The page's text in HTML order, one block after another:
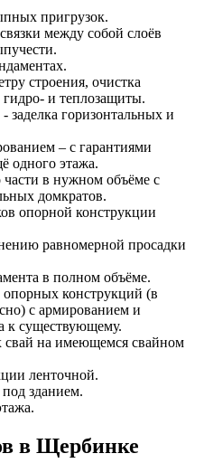
пригрузок.
между собой слоёв
строения, очистка
гидро- и теплозащиты.
заделка горизонтальных и
– с гарантиями
одного этажа.
в нужном объёме с
домкратов.
опорной конструкции
равномерной просадки
в полном объёме.
конструкций (в
с армированием и
к существующему.
на имеющемся свайном
ленточной.
зданием.
в Щербинке